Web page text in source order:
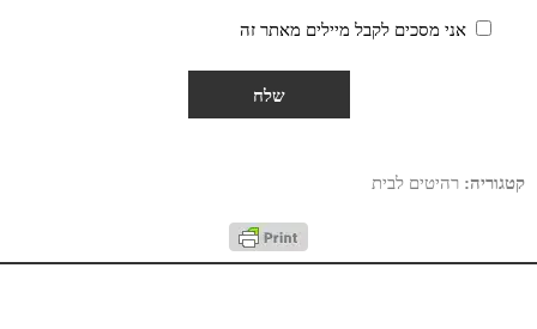
אני מסכים לקבל מיילים מאתר זה
קטגוריה: רהיטים לבית